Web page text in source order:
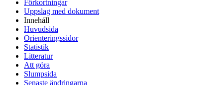
Förkortningar
Uppslag med dokument
Innehåll
Huvudsida
Orienteringssidor
Statistik
Litteratur
Att göra
Slumpsida
Senaste ändringarna